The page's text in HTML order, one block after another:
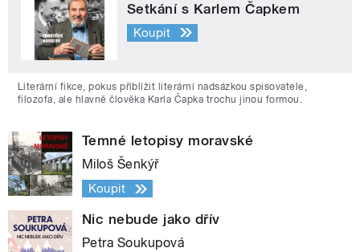
Setkání s Karlem Čapkem
Koupit
Literární fikce, pokus přiblížit literární nadsázkou spisovatele,
filozofa, ale hlavně člověka Karla Čapka trochu jinou formou.
Temné letopisy moravské
Miloš Šenkýř
Koupit
Nic nebude jako dřív
Petra Soukupová